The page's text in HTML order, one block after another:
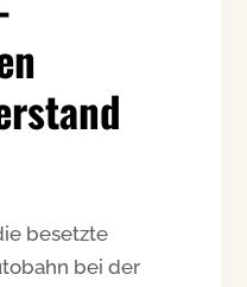
besetzte
bei der